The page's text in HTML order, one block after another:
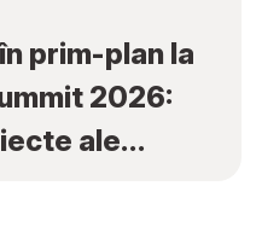
prim-plan la
2026:
ale